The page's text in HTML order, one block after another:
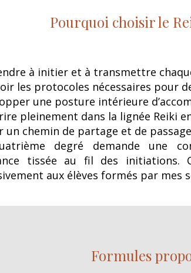
Pourquoi choisir le
à initier et à transmettre
les protocoles nécessaires pour
une posture intérieure
pleinement dans la lignée Reiki
un chemin de partage et de
degré demande une
tissée au fil des initiations.
aux élèves formés par mes
Formules